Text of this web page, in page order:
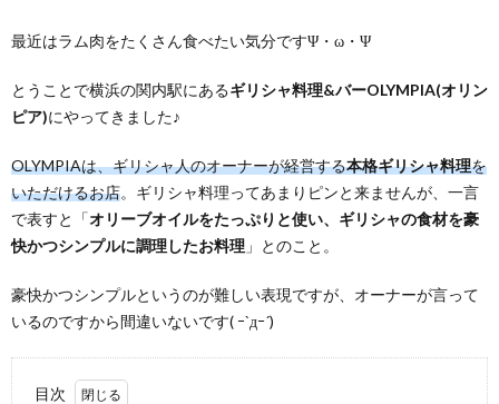
最近はラム肉をたくさん食べたい気分ですΨ・ω・Ψ
とうことで横浜の関内駅にあるギリシャ料理&バーOLYMPIA(オリン
ピア)にやってきました♪
OLYMPIAは、ギリシャ人のオーナーが経営する本格ギリシャ料理を
いただけるお店。ギリシャ料理ってあまりピンと来ませんが、一言
で表すと「オリーブオイルをたっぷりと使い、ギリシャの食材を豪
快かつシンプルに調理したお料理 」とのこと。
​豪快かつシンプルというのが難しい表現ですが、オーナーが言って
いるのですから間違いないです( ｰ`дｰ´)
目次